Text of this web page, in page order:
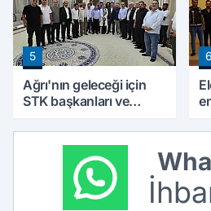
5
Ağrı'nın geleceği için
STK başkanları ve
araya geldi
6